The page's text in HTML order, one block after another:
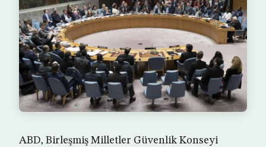
ABD, Birleşmiş Milletler Güvenlik Konseyi